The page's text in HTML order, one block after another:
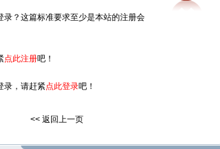
？这篇标准要求至少是本站的注册会
点此注册吧！
录，请赶紧点此登录吧！
<< 返回上一页